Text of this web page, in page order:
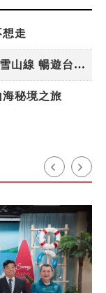
走
台灣好行／新路線！下半年增開大雪山線 暢遊台中更便利
秘境之旅